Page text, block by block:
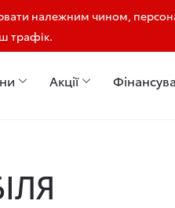
належним чином,
трафік.
Акції